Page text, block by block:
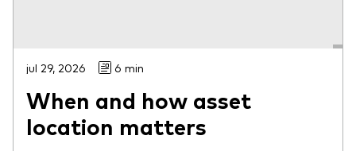
jul 29, 2026 6 min
When and how asset
location matters